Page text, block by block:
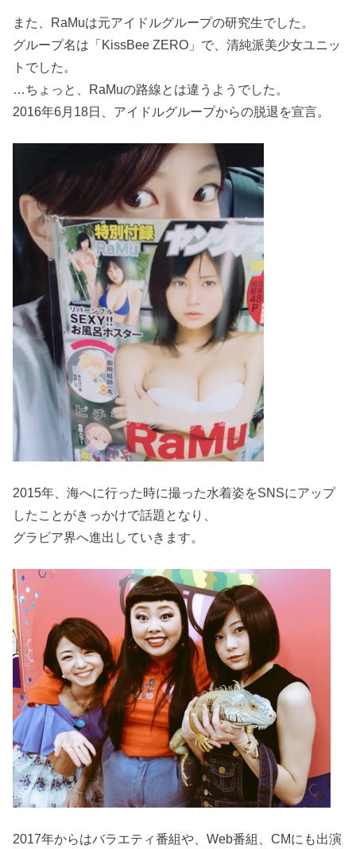
また、RaMuは元アイドルグループの研究生でした。
グループ名は「KissBee ZERO」で、清純派美少女ユニッ
トでした。
…ちょっと、RaMuの路線とは違うようでした。
2016年6月18日、アイドルグループからの脱退を宣言。
2015年、海へに行った時に撮った水着姿をSNSにアップ
したことがきっかけで話題となり、
グラビア界へ進出していきます。
2017年からはバラエティ番組や、Web番組、CMにも出演